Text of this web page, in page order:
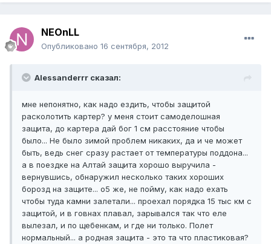
NEOnLL
Опубликовано 16 сентября, 2012
Alessanderrr сказал:
мне непонятно, как надо ездить, чтобы защитой
расколотить картер? у меня стоит самоделошная
защита, до картера дай бог 1 см расстояние чтобы
было... Не было зимой проблем никаких, да и че может
быть, ведь снег сразу растает от температуры поддона...
а в поездке на Алтай защита хорошо выручила -
вернувшись, обнаружил несколько таких хороших
борозд на защите... о5 же, не пойму, как надо ехать
чтобы туда камни залетали... проехал порядка 15 тыс км с
защитой, и в говнах плавал, зарывался так что еле
вылезал, и по щебенкам, и где ни только. Полет
нормальный... а родная защита - это та что пластиковая?